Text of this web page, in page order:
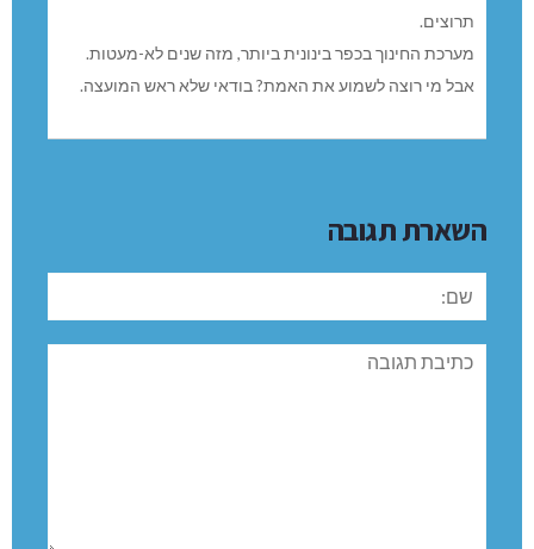
תרוצים.
מערכת החינוך בכפר בינונית ביותר, מזה שנים לא-מעטות.
אבל מי רוצה לשמוע את האמת? בודאי שלא ראש המועצה.
השארת תגובה
שם:
תגובה